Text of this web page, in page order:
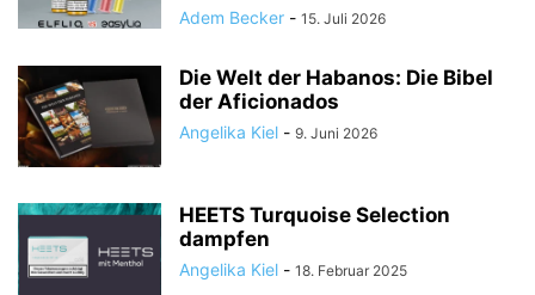
Adem Becker - 15. Juli 2026
Die Welt der Habanos: Die Bibel
der Aficionados
Angelika Kiel - 9. Juni 2026
HEETS Turquoise Selection
dampfen
Angelika Kiel - 18. Februar 2025